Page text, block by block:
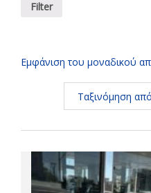
Εμφάνιση του μοναδικού